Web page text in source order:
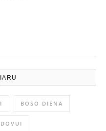
BOSO DIENA